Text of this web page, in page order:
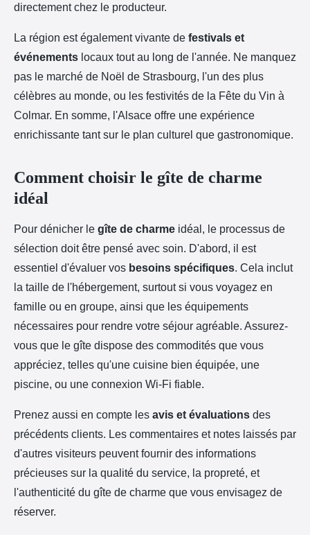
directement chez le producteur.
La région est également vivante de festivals et
événements locaux tout au long de l'année. Ne manquez
pas le marché de Noël de Strasbourg, l'un des plus
célèbres au monde, ou les festivités de la Fête du Vin à
Colmar. En somme, l'Alsace offre une expérience
enrichissante tant sur le plan culturel que gastronomique.
Comment choisir le gîte de charme
idéal
Pour dénicher le gîte de charme idéal, le processus de
sélection doit être pensé avec soin. D'abord, il est
essentiel d'évaluer vos besoins spécifiques. Cela inclut
la taille de l'hébergement, surtout si vous voyagez en
famille ou en groupe, ainsi que les équipements
nécessaires pour rendre votre séjour agréable. Assurez-
vous que le gîte dispose des commodités que vous
appréciez, telles qu'une cuisine bien équipée, une
piscine, ou une connexion Wi-Fi fiable.
Prenez aussi en compte les avis et évaluations des
précédents clients. Les commentaires et notes laissés par
d'autres visiteurs peuvent fournir des informations
précieuses sur la qualité du service, la propreté, et
l'authenticité du gîte de charme que vous envisagez de
réserver.